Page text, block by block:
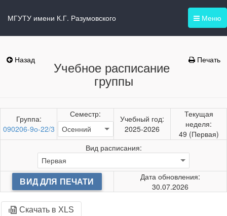
Меню
МГУТУ имени К.Г. Разумовского
Назад Печать
Учебное расписание
группы
Группа:
090206-9о-22/3
Семестр:
Учебный год:
2025-2026
Текущая
неделя:
49 (Первая)
Вид расписания:
ВИД ДЛЯ ПЕЧАТИ
Дата обновления:
30.07.2026
Скачать в XLS